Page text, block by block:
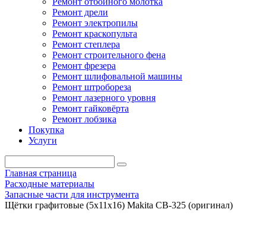
Ремонт дрели
Ремонт электропилы
Ремонт краскопульта
Ремонт степлера
Ремонт строительного фена
Ремонт фрезера
Ремонт шлифовальной машины
Ремонт штробореза
Ремонт лазерного уровня
Ремонт гайковёрта
Ремонт лобзика
Покупка
Услуги
Главная страница
Расходные материалы
Запасные части для инструмента
Щётки графитовые (5x11x16) Makita СВ-325 (оригинал)